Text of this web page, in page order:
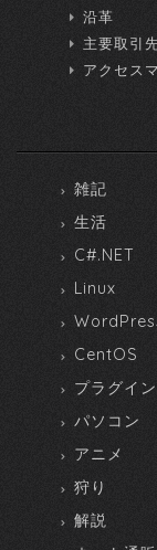
沿革
主要取引
アクセス
雑記
生活
C#.NET
Linux
CentOS
プラグイン
パソコン
アニメ
狩り
解説